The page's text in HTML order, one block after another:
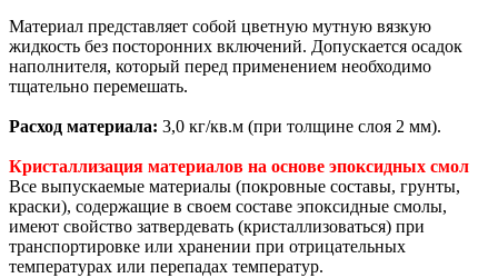
Материал представляет собой цветную мутную вязкую
жидкость без посторонних включений. Допускается осадок
наполнителя, который перед применением необходимо
тщательно перемешать.
Расход материала: 3,0 кг/кв.м (при толщине слоя 2 мм).
Кристаллизация материалов на основе эпоксидных смол
Все выпускаемые материалы (покровные составы, грунты,
краски), содержащие в своем составе эпоксидные смолы,
имеют свойство затвердевать (кристаллизоваться) при
транспортировке или хранении при отрицательных
температурах или перепадах температур.